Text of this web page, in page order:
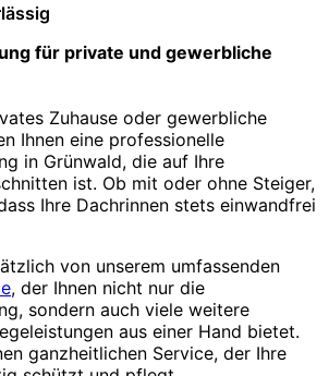
für private und gewerbliche
Zuhause oder gewerbliche
Ihnen eine professionelle
in Grünwald, die auf Ihre
ist. Ob mit oder ohne Steiger,
Ihre Dachrinnen stets einwandfrei
von unserem umfassenden
, der Ihnen nicht nur die
sondern auch viele weitere
aus einer Hand bietet.
ganzheitlichen Service, der Ihre